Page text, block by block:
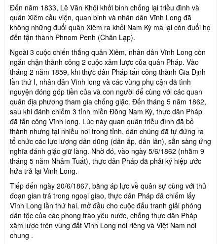
Đến năm 1833, Lê Văn Khôi khởi binh chống lại triều đình và
quân Xiêm cầu viện, quan binh và nhân dân Vĩnh Long đã
không những đuổi quân Xiêm ra khỏi Nam Kỳ mà lại còn đuổi họ
đến tận thành Phnom Penh (Chân Lạp).
Ngoài 3 cuộc chiến thắng quân Xiêm, nhân dân Vĩnh Long còn
ngăn chặn thành công 2 cuộc xâm lược của quân Pháp. Vào
tháng 2 năm 1859, khi thực dân Pháp tấn công thành Gia Định
lần thứ I, nhân dân Vĩnh long và các vùng phụ cận đã tình
nguyện đóng góp tiền của và con người để cùng với các quan
quân địa phương tham gia chống giặc. Đến tháng 5 năm 1862,
sau khi đánh chiếm 3 tỉnh miền Đông Nam Kỳ, thực dân Pháp
đã tấn công Vĩnh long. Lúc này quan quân triều đình đã bỏ
thành nhưng tại nhiều nơi trong tỉnh, dân chúng đã tự đứng ra
tổ chức các lực lượng dân dũng (dân ấp, dân lân), sẳn sàng ứng
nghĩa đánh giặc giữ làng. Nhờ đó, vào ngày 5/6/1862 (nhằm 9
tháng 5 năm Nhâm Tuất), thực dân Pháp đã phải ký hiệp ước
hứa trả lại Vĩnh Long.
Tiếp đến ngày 20/6/1867, bằng áp lực về quân sự cùng với thủ
đoạn gian trá trong ngoại giao, thực dân Pháp đã chiếm lấy
Vĩnh Long lần thứ hai, mở đầu cho cuộc đấu tranh giải phóng
dân tộc của các phong trào yêu nước, chống thực dân Pháp
xâm lược trên vùng đất Vĩnh Long nói riêng và Việt Nam nói
chung .